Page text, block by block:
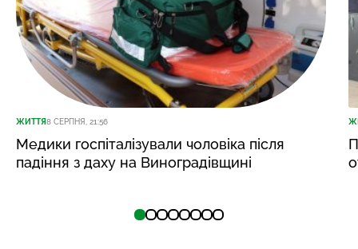
ЖИТТЯ8 СЕРПНЯ, 21:56
Медики госпіталізували чоловіка після
падіння з даху на Виноградівщині